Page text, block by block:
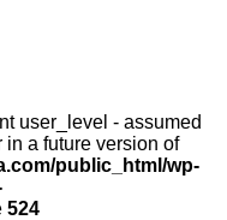
user_level - assumed
a future version of
public_html/wp-
524